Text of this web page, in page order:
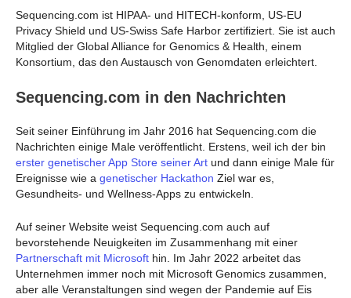
Sequencing.com ist HIPAA- und HITECH-konform, US-EU
Privacy Shield und US-Swiss Safe Harbor zertifiziert. Sie ist auch
Mitglied der Global Alliance for Genomics & Health, einem
Konsortium, das den Austausch von Genomdaten erleichtert.
Sequencing.com in den Nachrichten
Seit seiner Einführung im Jahr 2016 hat Sequencing.com die
Nachrichten einige Male veröffentlicht. Erstens, weil ich der bin
erster genetischer App Store seiner Art und dann einige Male für
Ereignisse wie a genetischer Hackathon Ziel war es,
Gesundheits- und Wellness-Apps zu entwickeln.
Auf seiner Website weist Sequencing.com auch auf
bevorstehende Neuigkeiten im Zusammenhang mit einer
Partnerschaft mit Microsoft hin. Im Jahr 2022 arbeitet das
Unternehmen immer noch mit Microsoft Genomics zusammen,
aber alle Veranstaltungen sind wegen der Pandemie auf Eis